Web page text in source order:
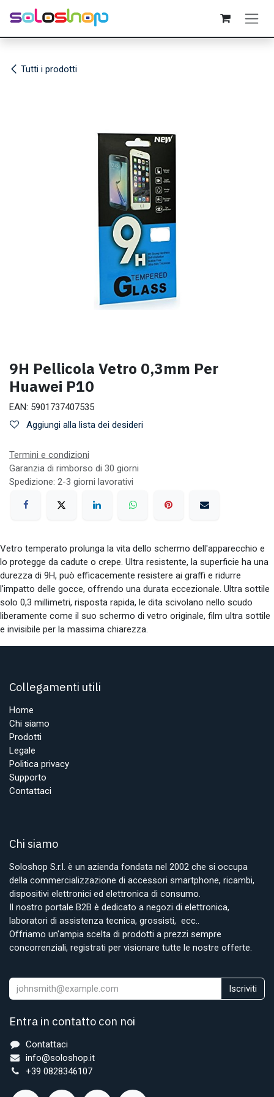
Passa al contenuto
Tutti i prodotti
9H Pellicola Vetro 0,3mm Per
Huawei P10
EAN: 5901737407535
Aggiungi alla lista dei desideri
Termini e condizioni
Garanzia di rimborso di 30 giorni
Spedizione: 2-3 giorni lavorativi
Vetro temperato prolunga la vita dello schermo dell'apparecchio e
lo protegge da cadute o crepe. Ultra resistente, la superficie ha una
durezza di 9H, può efficacemente resistere ai graffi e ridurre
l'impatto delle gocce, offrendo una durata eccezionale. Ultra sottile
solo 0,3 millimetri, risposta rapida, le dita scivolano nello scudo
liberamente come il suo schermo di vetro originale, film ultra sottile
e invisibile per la massima chiarezza.
Collegamenti utili
Home
Chi siamo
Prodotti
Legale
Politica privacy
Supporto
Contattaci
Chi siamo
Soloshop S.r.l. è un azienda fondata nel 2002 che si occupa
della commercializzazione di accessori smartphone, ricambi,
dispositivi elettronici ed elettronica di consumo.
Il nostro portale B2B è dedicato a negozi di elettronica,
laboratori di assistenza tecnica, grossisti, ecc..
Offriamo un'ampia scelta di prodotti a prezzi sempre
concorrenziali, registrati per visionare tutte le nostre offerte.
Iscriviti
Entra in contatto con noi
Contattaci
info@soloshop.it
+39 0828346107